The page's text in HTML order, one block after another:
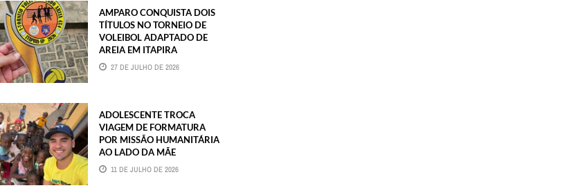
AMPARO CONQUISTA DOIS
TÍTULOS NO TORNEIO DE
VOLEIBOL ADAPTADO DE
AREIA EM ITAPIRA
27 DE JULHO DE 2026
ADOLESCENTE TROCA
VIAGEM DE FORMATURA
POR MISSÃO HUMANITÁRIA
AO LADO DA MÃE
11 DE JULHO DE 2026